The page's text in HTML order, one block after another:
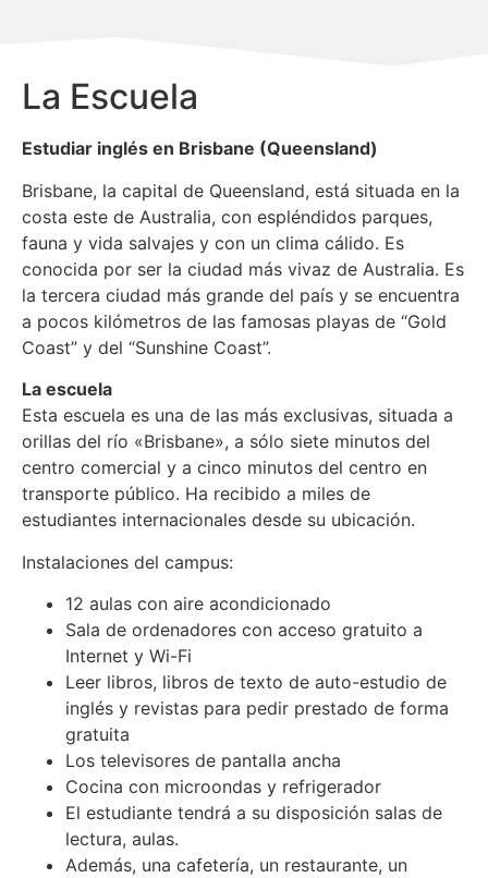
La Escuela
Estudiar inglés en Brisbane (Queensland)
Brisbane, la capital de Queensland, está situada en la
costa este de Australia, con espléndidos parques,
fauna y vida salvajes y con un clima cálido. Es
conocida por ser la ciudad más vivaz de Australia. Es
la tercera ciudad más grande del país y se encuentra
a pocos kilómetros de las famosas playas de “Gold
Coast” y del “Sunshine Coast”.
La escuela
Esta escuela es una de las más exclusivas, situada a
orillas del río «Brisbane», a sólo siete minutos del
centro comercial y a cinco minutos del centro en
transporte público. Ha recibido a miles de
estudiantes internacionales desde su ubicación.
Instalaciones del campus:
12 aulas con aire acondicionado
Sala de ordenadores con acceso gratuito a
Internet y Wi-Fi
Leer libros, libros de texto de auto-estudio de
inglés y revistas para pedir prestado de forma
gratuita
Los televisores de pantalla ancha
Cocina con microondas y refrigerador
El estudiante tendrá a su disposición salas de
lectura, aulas.
Además, una cafetería, un restaurante, un